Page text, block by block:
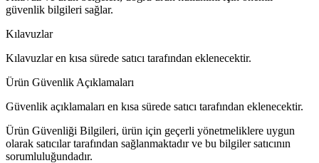
güvenlik bilgileri sağlar.
Kılavuzlar
Kılavuzlar en kısa sürede satıcı tarafından eklenecektir.
Ürün Güvenlik Açıklamaları
Güvenlik açıklamaları en kısa sürede satıcı tarafından eklenecektir.
Ürün Güvenliği Bilgileri, ürün için geçerli yönetmeliklere uygun
olarak satıcılar tarafından sağlanmaktadır ve bu bilgiler satıcının
sorumluluğundadır.